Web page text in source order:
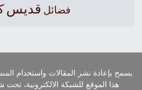
فضائل قديس
يسمح بإعادة نشر المقالات واستخدام
هذا الموقع للشبكة الالكترونية،